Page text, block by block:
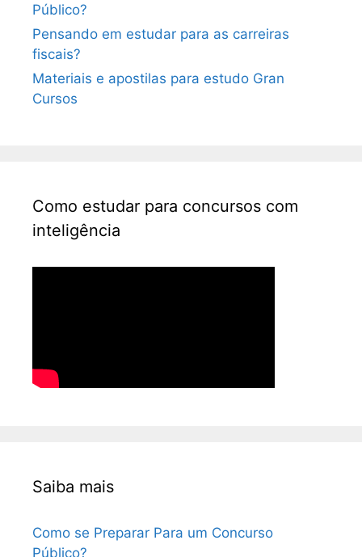
Público?
Pensando em estudar para as carreiras
fiscais?
Materiais e apostilas para estudo Gran
Cursos
Como estudar para concursos com
inteligência
Saiba mais
Como se Preparar Para um Concurso
Público?